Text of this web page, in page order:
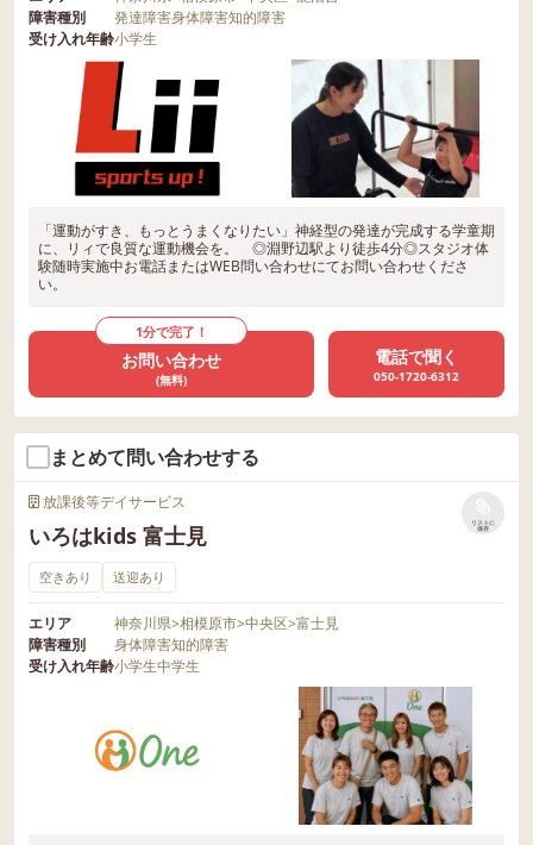
障害種別
発達障害身体障害知的障害
受け入れ年齢小学生
「運動がすき、もっとうまくなりたい」神経型の発達が完成する学童期
に、リィで良質な運動機会を。 ◎淵野辺駅より徒歩4分◎スタジオ体
験随時実施中お電話またはWEB問い合わせにてお問い合わせくださ
い。
1分で完了！
お問い合わせ
(無料)
電話で聞く
050-1720-6312
まとめて問い合わせする
放課後等デイサービス
いろはkids 富士見
リストに
保存
空きあり 送迎あり
エリア 神奈川県>相模原市>中央区>富士見
障害種別
身体障害知的障害
受け入れ年齢小学生中学生